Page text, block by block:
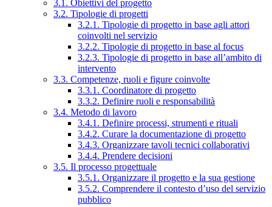
3.1. Obiettivi del progetto
3.2. Tipologie di progetti
3.2.1. Tipologie di progetto in base agli attori
coinvolti nel servizio
3.2.2. Tipologie di progetto in base al focus
3.2.3. Tipologie di progetto in base all’ambito di
intervento
3.3. Competenze, ruoli e figure coinvolte
3.3.1. Coordinatore di progetto
3.3.2. Definire ruoli e responsabilità
3.4. Metodo di lavoro
3.4.1. Definire processi, strumenti e rituali
3.4.2. Curare la documentazione di progetto
3.4.3. Organizzare tavoli tecnici collaborativi
3.4.4. Prendere decisioni
3.5. Il processo progettuale
3.5.1. Organizzare il progetto e la sua gestione
3.5.2. Comprendere il contesto d’uso del servizio
pubblico